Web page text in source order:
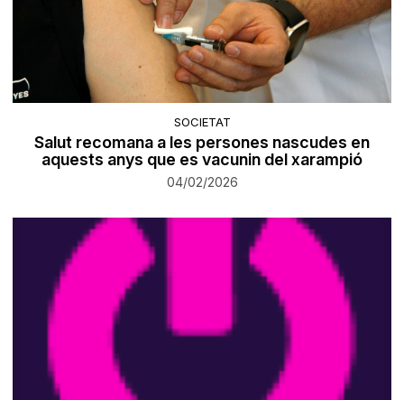
SOCIETAT
Salut recomana a les persones nascudes en
aquests anys que es vacunin del xarampió
04/02/2026